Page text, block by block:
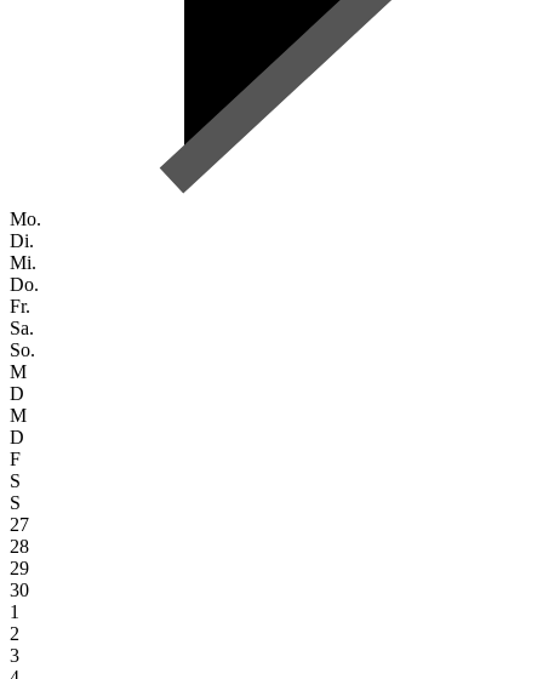
Mo.
Di.
Mi.
Do.
Fr.
Sa.
So.
M
D
M
D
F
S
S
27
28
29
30
1
2
3